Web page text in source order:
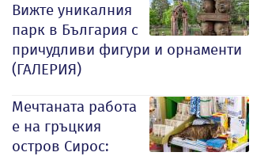
Вижте уникалния
парк в България с
причудливи фигури и орнаменти
(ГАЛЕРИЯ)
Мечтаната работа
е на гръцкия
остров Сирос: